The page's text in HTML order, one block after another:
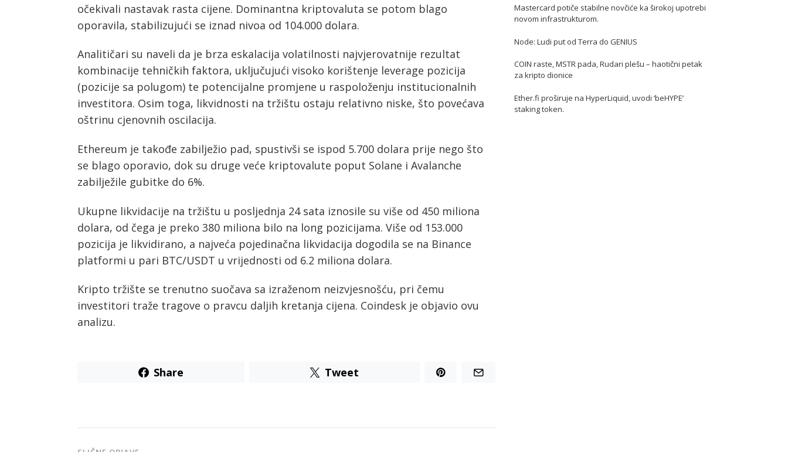
očekivali nastavak rasta cijene. Dominantna kriptovaluta se potom blago
oporavila, stabilizujući se iznad nivoa od 104.000 dolara.
Analitičari su naveli da je brza eskalacija volatilnosti najvjerovatnije rezultat
kombinacije tehničkih faktora, uključujući visoko korištenje leverage pozicija
(pozicije sa polugom) te potencijalne promjene u raspoloženju institucionalnih
investitora. Osim toga, likvidnosti na tržištu ostaju relativno niske, što povećava
oštrinu cjenovnih oscilacija.
Ethereum je takođe zabilježio pad, spustivši se ispod 5.700 dolara prije nego što
se blago oporavio, dok su druge veće kriptovalute poput Solane i Avalanche
zabilježile gubitke do 6%.
Ukupne likvidacije na tržištu u posljednja 24 sata iznosile su više od 450 miliona
dolara, od čega je preko 380 miliona bilo na long pozicijama. Više od 153.000
pozicija je likvidirano, a najveća pojedinačna likvidacija dogodila se na Binance
platformi u pari BTC/USDT u vrijednosti od 6.2 miliona dolara.
Kripto tržište se trenutno suočava sa izraženom neizvjesnošću, pri čemu
investitori traže tragove o pravcu daljih kretanja cijena. Coindesk je objavio ovu
analizu.
Share Tweet
Mastercard potiče stabilne novčiće ka širokoj upotrebi
novom infrastrukturom.
Node: Ludi put od Terra do GENIUS
COIN raste, MSTR pada, Rudari plešu – haotični petak
za kripto dionice
Ether.fi proširuje na HyperLiquid, uvodi ‘beHYPE’
staking token.